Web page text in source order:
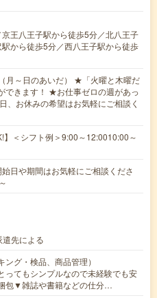
王八王子駅から徒歩5分／北八王子
から徒歩5分／西八王子駅から徒歩
月～日のあいだ） ★「火曜と木曜だ
できます！ ★お仕事ゼロの週があっ
、お休みの希望はお気軽にご相談く
】＜シフト例＞9:00～12:0010:00～
日や期間はお気軽にご相談くださ
先による
グ・検品、商品管理）
ってもシンプルなので未経験でも安
包▼雑誌や書籍などの仕分…